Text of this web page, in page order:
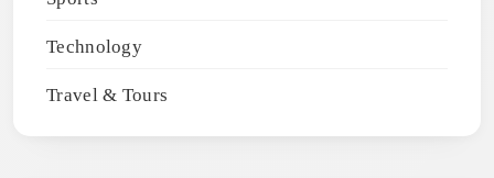
Technology
Travel & Tours